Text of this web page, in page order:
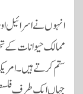
انہوں نے اسرائیل
ممالک حیوانات کے
ستم کرتے ہیں۔
جہاں ایک طرف